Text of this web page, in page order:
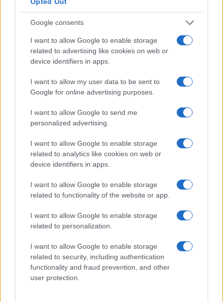
Google consents
I want to allow Google to enable storage
related to advertising like cookies on web or
device identifiers in apps.
I want to allow my user data to be sent to
Google for online advertising purposes.
I want to allow Google to send me
personalized advertising.
I want to allow Google to enable storage
related to analytics like cookies on web or
device identifiers in apps.
I want to allow Google to enable storage
related to functionality of the website or app.
I want to allow Google to enable storage
related to personalization.
I want to allow Google to enable storage
related to security, including authentication
functionality and fraud prevention, and other
user protection.
Pallacanestro Reggiana-Sutton: c’è già
l’addio
Trento.
Redazione Sport Magazine · 26 Feb 2021